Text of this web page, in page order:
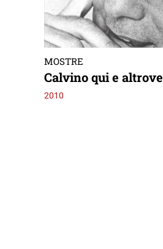
MOSTRE
Calvino qui e altrove
2010